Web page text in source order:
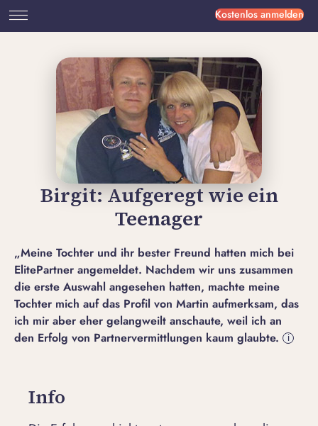
Kostenlos anmelden
Birgit: Aufgeregt wie ein
Teenager
„Meine Tochter und ihr bester Freund hatten mich bei
ElitePartner angemeldet. Nachdem wir uns zusammen
die erste Auswahl angesehen hatten, machte meine
Tochter mich auf das Profil von Martin aufmerksam, das
ich mir aber eher gelangweilt anschaute, weil ich an
den Erfolg von Partnervermittlungen kaum glaubte.
i
Info